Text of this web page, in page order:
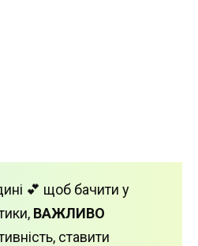
💕 щоб бачити у
ВАЖЛИВО
ставити